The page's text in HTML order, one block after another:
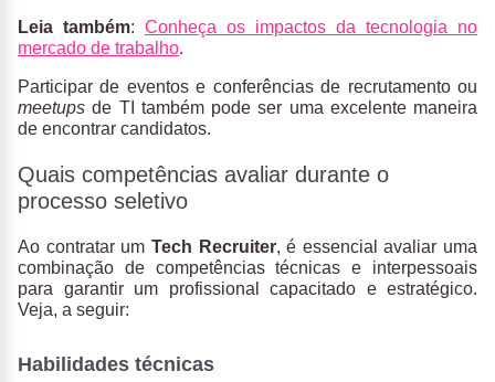
Leia também: Conheça os impactos da tecnologia no
mercado de trabalho.
Participar de eventos e conferências de recrutamento ou
meetupsde TI também pode ser uma excelente maneira
de encontrar candidatos.
Quais competências avaliar durante o
processo seletivo
Ao contratar um Tech Recruiter, é essencial avaliar uma
combinação de competências técnicas e interpessoais
para garantir um profissional capacitado e estratégico.
Veja, a seguir:
Habilidades técnicas